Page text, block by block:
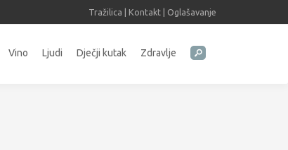
Tražilica Kontakt Oglašavanje
Vino Ljudi Dječji kutak Zdravlje